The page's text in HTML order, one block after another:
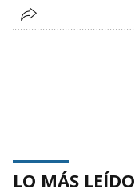
LO MÁS LEÍDO